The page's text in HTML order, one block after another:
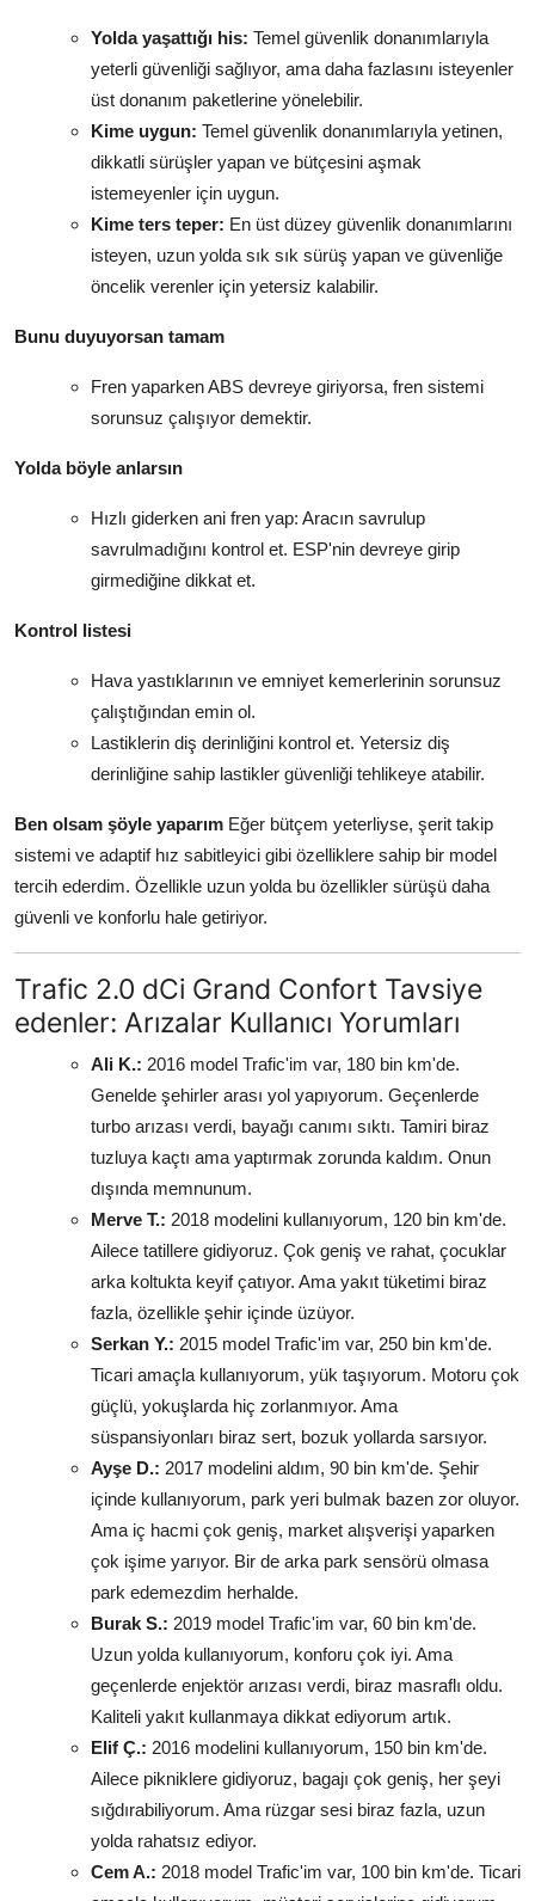
Yolda yaşattığı his: Temel güvenlik donanımlarıyla
yeterli güvenliği sağlıyor, ama daha fazlasını isteyenler
üst donanım paketlerine yönelebilir.
Kime uygun: Temel güvenlik donanımlarıyla yetinen,
dikkatli sürüşler yapan ve bütçesini aşmak
istemeyenler için uygun.
Kime ters teper: En üst düzey güvenlik donanımlarını
isteyen, uzun yolda sık sık sürüş yapan ve güvenliğe
öncelik verenler için yetersiz kalabilir.
Bunu duyuyorsan tamam
Fren yaparken ABS devreye giriyorsa, fren sistemi
sorunsuz çalışıyor demektir.
Yolda böyle anlarsın
Hızlı giderken ani fren yap: Aracın savrulup
savrulmadığını kontrol et. ESP'nin devreye girip
girmediğine dikkat et.
Kontrol listesi
Hava yastıklarının ve emniyet kemerlerinin sorunsuz
çalıştığından emin ol.
Lastiklerin diş derinliğini kontrol et. Yetersiz diş
derinliğine sahip lastikler güvenliği tehlikeye atabilir.
Ben olsam şöyle yaparım Eğer bütçem yeterliyse, şerit takip
sistemi ve adaptif hız sabitleyici gibi özelliklere sahip bir model
tercih ederdim. Özellikle uzun yolda bu özellikler sürüşü daha
güvenli ve konforlu hale getiriyor.
Trafic 2.0 dCi Grand Confort Tavsiye
edenler: Arızalar Kullanıcı Yorumları
Ali K.: 2016 model Trafic'im var, 180 bin km'de.
Genelde şehirler arası yol yapıyorum. Geçenlerde
turbo arızası verdi, bayağı canımı sıktı. Tamiri biraz
tuzluya kaçtı ama yaptırmak zorunda kaldım. Onun
dışında memnunum.
Merve T.: 2018 modelini kullanıyorum, 120 bin km'de.
Ailece tatillere gidiyoruz. Çok geniş ve rahat, çocuklar
arka koltukta keyif çatıyor. Ama yakıt tüketimi biraz
fazla, özellikle şehir içinde üzüyor.
Serkan Y.: 2015 model Trafic'im var, 250 bin km'de.
Ticari amaçla kullanıyorum, yük taşıyorum. Motoru çok
güçlü, yokuşlarda hiç zorlanmıyor. Ama
süspansiyonları biraz sert, bozuk yollarda sarsıyor.
Ayşe D.: 2017 modelini aldım, 90 bin km'de. Şehir
içinde kullanıyorum, park yeri bulmak bazen zor oluyor.
Ama iç hacmi çok geniş, market alışverişi yaparken
çok işime yarıyor. Bir de arka park sensörü olmasa
park edemezdim herhalde.
Burak S.: 2019 model Trafic'im var, 60 bin km'de.
Uzun yolda kullanıyorum, konforu çok iyi. Ama
geçenlerde enjektör arızası verdi, biraz masraflı oldu.
Kaliteli yakıt kullanmaya dikkat ediyorum artık.
Elif Ç.: 2016 modelini kullanıyorum, 150 bin km'de.
Ailece pikniklere gidiyoruz, bagajı çok geniş, her şeyi
sığdırabiliyorum. Ama rüzgar sesi biraz fazla, uzun
yolda rahatsız ediyor.
Cem A.: 2018 model Trafic'im var, 100 bin km'de. Ticari